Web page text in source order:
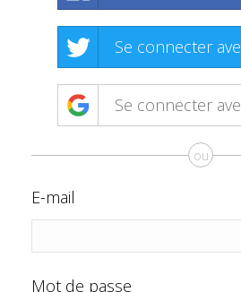
Se connecter
Se connecter
ou
E-mail
Mot de passe